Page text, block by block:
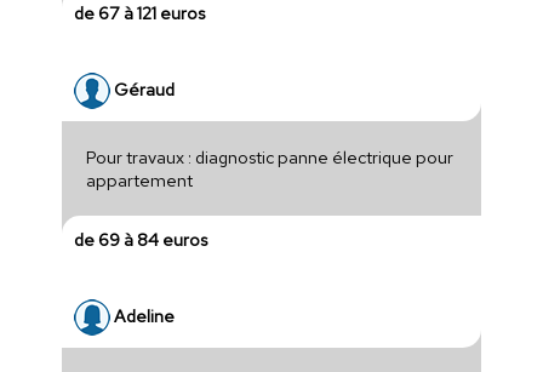
de 67 à 121 euros
Géraud
Pour travaux : diagnostic panne électrique pour
appartement
de 69 à 84 euros
Adeline